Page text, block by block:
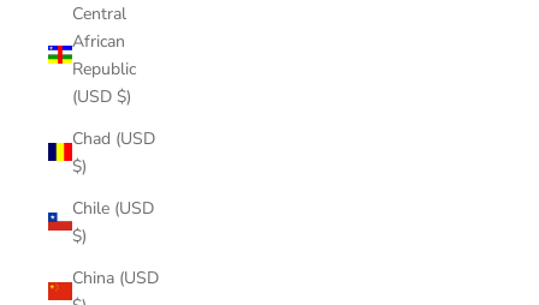
Central
African
Republic
(USD $)
Chad (USD
$)
Chile (USD
$)
China (USD